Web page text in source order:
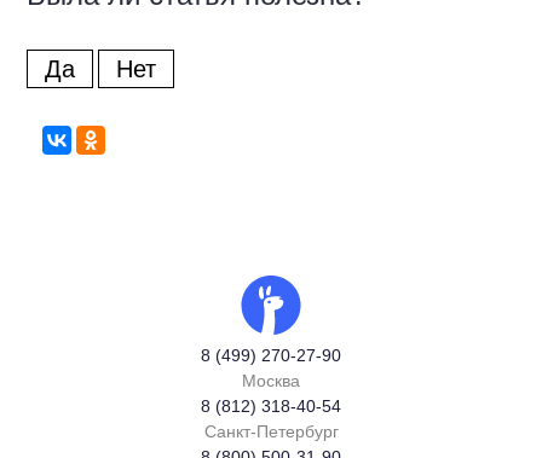
Да Нет
8 (499) 270-27-90
Москва
8 (812) 318-40-54
Санкт-Петербург